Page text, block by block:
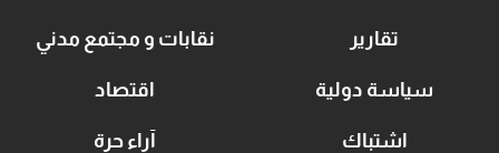
تقارير نقابات و مجتمع مدني
سياسة دولية اقتصاد
اشتباك آراء حرة